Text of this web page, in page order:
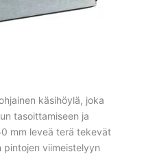
käsihöylä, joka
tasoittamiseen ja
mm leveä terä tekevät
pintojen viimeistelyyn